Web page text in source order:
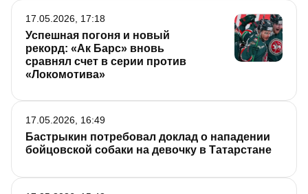
Успешная погоня и новый
рекорд: «Ак Барс» вновь
сравнял счет в серии против
«Локомотива»
17.05.2026, 17:18
Бастрыкин потребовал доклад о нападении
бойцовской собаки на девочку в Татарстане
17.05.2026, 16:49